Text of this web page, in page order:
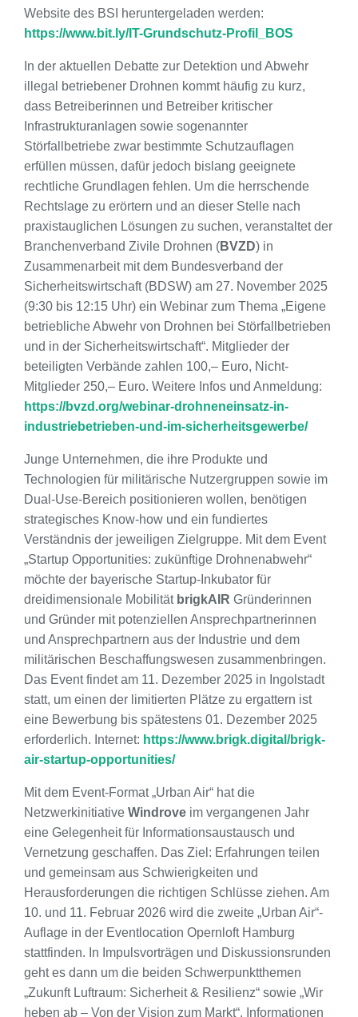
Website des BSI heruntergeladen werden:
https://www.bit.ly/IT-Grundschutz-Profil_BOS
In der aktuellen Debatte zur Detektion und Abwehr
illegal betriebener Drohnen kommt häufig zu kurz,
dass Betreiberinnen und Betreiber kritischer
Infrastrukturanlagen sowie sogenannter
Störfallbetriebe zwar bestimmte Schutzauflagen
erfüllen müssen, dafür jedoch bislang geeignete
rechtliche Grundlagen fehlen. Um die herrschende
Rechtslage zu erörtern und an dieser Stelle nach
praxistauglichen Lösungen zu suchen, veranstaltet der
Branchenverband Zivile Drohnen (BVZD) in
Zusammenarbeit mit dem Bundesverband der
Sicherheitswirtschaft (BDSW) am 27. November 2025
(9:30 bis 12:15 Uhr) ein Webinar zum Thema „Eigene
betriebliche Abwehr von Drohnen bei Störfallbetrieben
und in der Sicherheitswirtschaft“. Mitglieder der
beteiligten Verbände zahlen 100,– Euro, Nicht-
Mitglieder 250,– Euro. Weitere Infos und Anmeldung:
https://bvzd.org/webinar-drohneneinsatz-in-
industriebetrieben-und-im-sicherheitsgewerbe/
Junge Unternehmen, die ihre Produkte und
Technologien für militärische Nutzergruppen sowie im
Dual-Use-Bereich positionieren wollen, benötigen
strategisches Know-how und ein fundiertes
Verständnis der jeweiligen Zielgruppe. Mit dem Event
„Startup Opportunities: zukünftige Drohnenabwehr“
möchte der bayerische Startup-Inkubator für
dreidimensionale Mobilität brigkAIR Gründerinnen
und Gründer mit potenziellen Ansprechpartnerinnen
und Ansprechpartnern aus der Industrie und dem
militärischen Beschaffungswesen zusammenbringen.
Das Event findet am 11. Dezember 2025 in Ingolstadt
statt, um einen der limitierten Plätze zu ergattern ist
eine Bewerbung bis spätestens 01. Dezember 2025
erforderlich. Internet: https://www.brigk.digital/brigk-
air-startup-opportunities/
Mit dem Event-Format „Urban Air“ hat die
Netzwerkinitiative Windrove im vergangenen Jahr
eine Gelegenheit für Informationsaustausch und
Vernetzung geschaffen. Das Ziel: Erfahrungen teilen
und gemeinsam aus Schwierigkeiten und
Herausforderungen die richtigen Schlüsse ziehen. Am
10. und 11. Februar 2026 wird die zweite „Urban Air“-
Auflage in der Eventlocation Opernloft Hamburg
stattfinden. In Impulsvorträgen und Diskussionsrunden
geht es dann um die beiden Schwerpunktthemen
„Zukunft Luftraum: Sicherheit & Resilienz“ sowie „Wir
heben ab – Von der Vision zum Markt​​​​​​​“. Informationen